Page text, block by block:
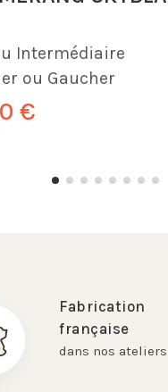
Intermédiaire
ou Gaucher
€
Fabrication
française
dans nos ateliers